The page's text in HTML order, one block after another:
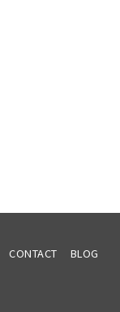
CONTACT BLOG